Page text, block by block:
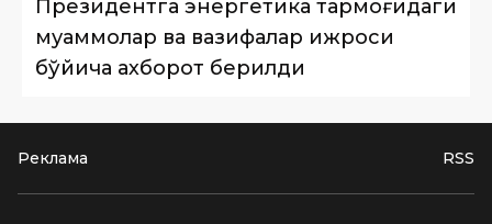
Президентга энергетика тармоғидаги
муаммолар ва вазифалар ижроси
бўйича ахборот берилди
Реклама RSS